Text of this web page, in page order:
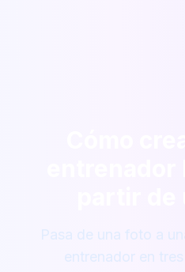
Pasa de una foto a
entrenador en